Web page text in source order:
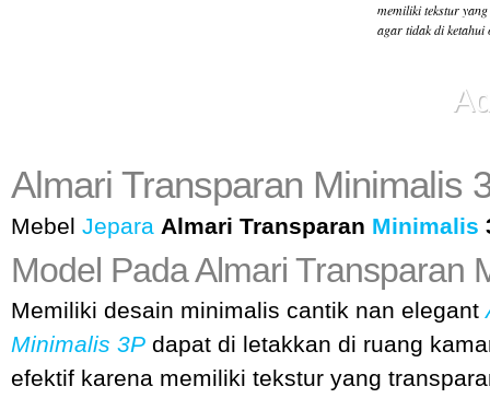
memiliki tekstur
agar tidak di
Almari Transparan Minimalis
Mebel Jepara Almari Transparan Minimalis
Model Pada Almari Transparan
Memiliki desain minimalis cantik nan elegant
Minimalis 3P dapat di letakkan di ruang
efektif karena memiliki tekstur yang